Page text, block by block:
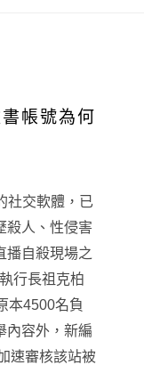
帳號為何
社交軟體 ， 已
殺人、性侵害
播自殺現場之
行長祖克柏
本4500名負
內容外 ， 新編
速審核該站被